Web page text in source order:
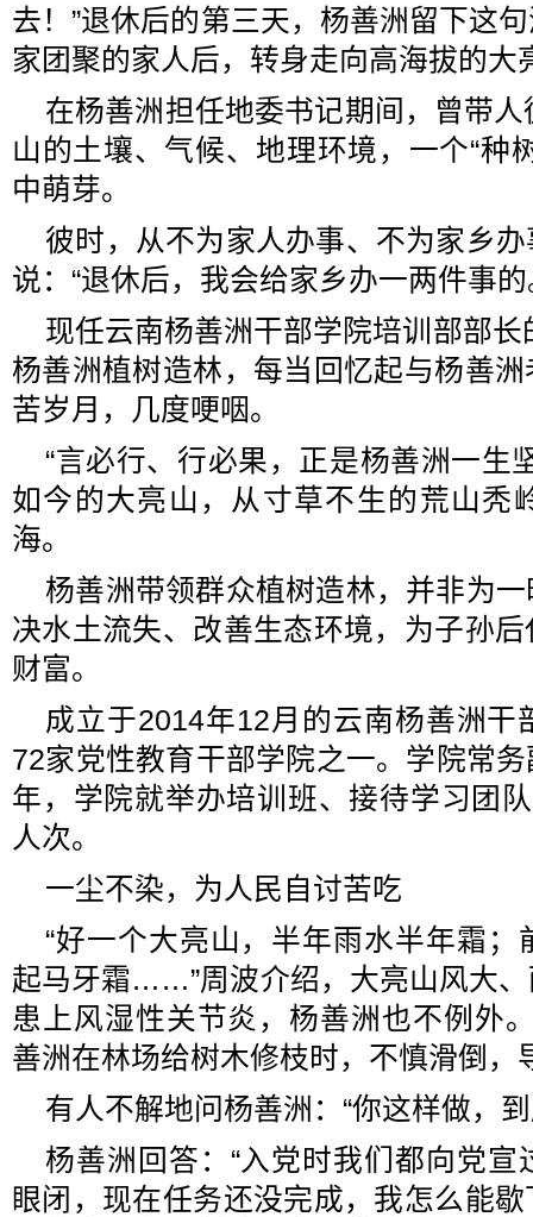
去！”退休后的第三天，杨善洲留下这
家团聚的家人后，转身走向高海拔的大
在杨善洲担任地委书记期间，曾带
山的土壤、气候、地理环境，一个“种
中萌芽。
彼时，从不为家人办事、不为家乡
说：“退休后，我会给家乡办一两件事的
现任云南杨善洲干部学院培训部部
杨善洲植树造林，每当回忆起与杨善
苦岁月，几度哽咽。
“言必行、行必果，正是杨善洲一生
如今的大亮山，从寸草不生的荒山秃
海。
杨善洲带领群众植树造林，并非为
决水土流失、改善生态环境，为子孙
财富。
成立于2014年12月的云南杨善洲干
72家党性教育干部学院之一。学院常
年，学院就举办培训班、接待学习团
人次。
一尘不染，为人民自讨苦吃
“好一个大亮山，半年雨水半年霜
起马牙霜……”周波介绍，大亮山风大
患上风湿性关节炎，杨善洲也不例外
善洲在林场给树木修枝时，不慎滑倒，
有人不解地问杨善洲：“你这样做，
杨善洲回答：“入党时我们都向党
眼闭，现在任务还没完成，我怎么能